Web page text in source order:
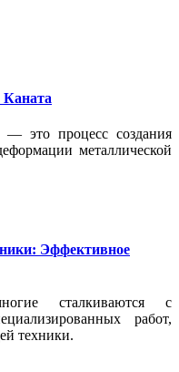
Каната
— это процесс создания
металлической
Эффективное
сталкиваются с
работ,
техники.